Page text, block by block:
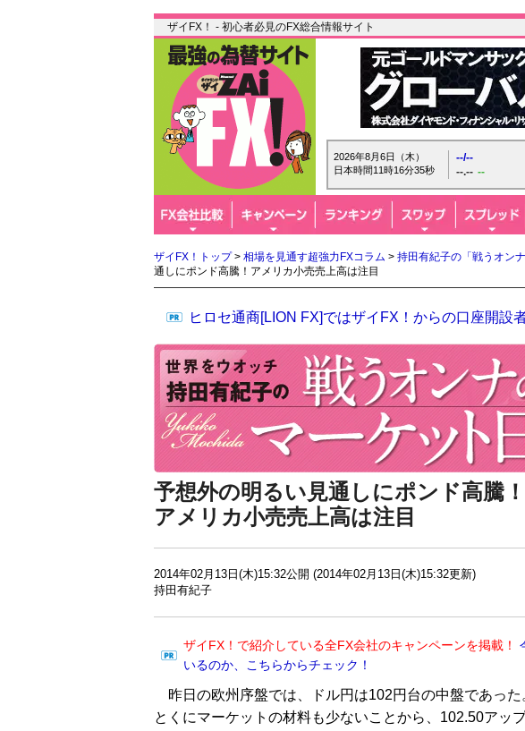
ザイFX！ - 初心者必見のFX総合情報サイト
2026年8月6日（木）
日本時間11時16分36秒
--/--
--.-- --
ザイFX！トップ> 相場を見通す超強力FXコラム > 持田有紀子の「戦うオン
通しにポンド高騰！アメリカ小売売上高は注目
ヒロセ通商[LION FX]ではザイFX！からの口座開設
予想外の明るい見通しにポンド高騰！
アメリカ小売売上高は注目
2014年02月13日(木)15:32公開 (2014年02月13日(木)15:32更新)
持田有紀子
ザイFX！で紹介している全FX会社のキャンペーンを掲載！
いるのか、こちらからチェック！
昨日の欧州序盤では、ドル円は102円台の中盤であった
とくにマーケットの材料も少ないことから、102.50アッ